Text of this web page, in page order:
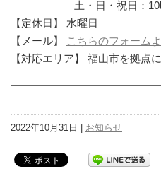
土・日・祝日：10時
【定休日】 水曜日
【メール】
こちらのフォーム
【対応エリア】 福山市を拠点
2022年10月31日 | お知らせ